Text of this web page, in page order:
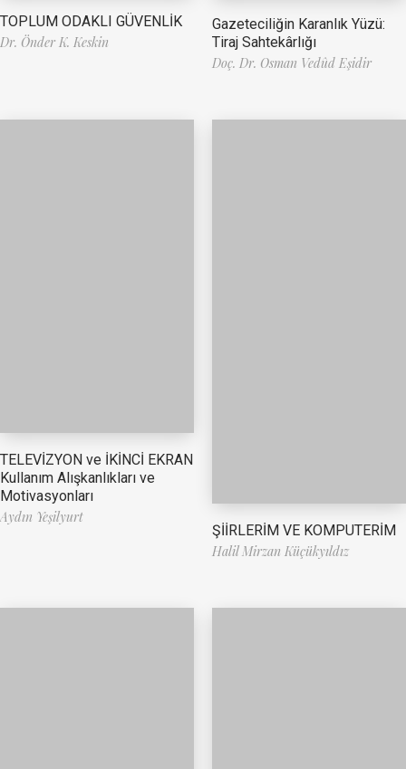
TOPLUM ODAKLI GÜVENLİK
Dr. Önder K. Keskin
Gazeteciliğin Karanlık Yüzü:
Tiraj Sahtekârlığı
Doç. Dr. Osman Vedûd Eşidir
TELEVİZYON ve İKİNCİ EKRAN
Kullanım Alışkanlıkları ve
Motivasyonları
Aydın Yeşilyurt
ŞİİRLERİM VE KOMPUTERİM
Halil Mirzan Küçükyıldız